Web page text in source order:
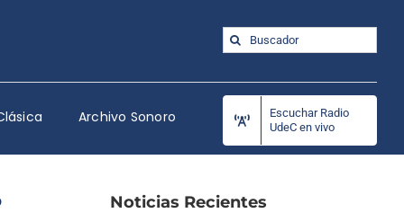
Buscar:
Archivo Sonoro
Escuchar Radio
UdeC en vivo
Noticias Recientes